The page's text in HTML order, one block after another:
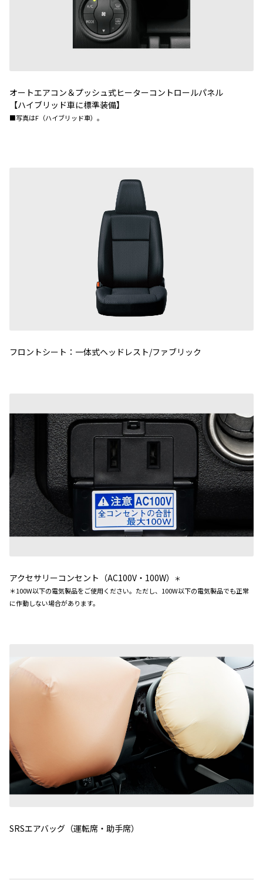
オートエアコン＆プッシュ式ヒーターコントロールパネル
【ハイブリッド車に標準装備】
■写真はF（ハイブリッド車）。
フロントシート：一体式ヘッドレスト/ファブリック
アクセサリーコンセント（AC100V・100W）
＊
＊100W以下の電気製品をご使用ください。ただし、100W以下の電気製品でも正常
に作動しない場合があります。
SRSエアバッグ（運転席・助手席）